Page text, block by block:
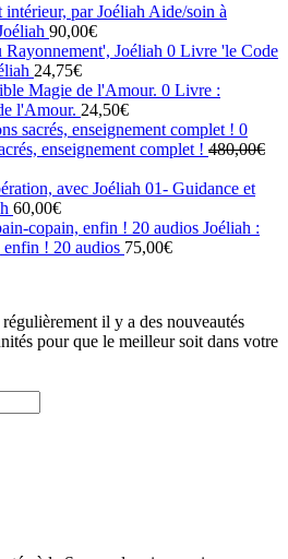
Aide/soin à
90,00€
0 Livre 'le Code
24,75€
0 Livre :
l'Amour. 24,50€
0
enseignement complet ! 480,00€
01- Guidance et
60,00€
Joéliah :
enfin ! 20 audios 75,00€
il y a des nouveautés
pour que le meilleur soit dans votre